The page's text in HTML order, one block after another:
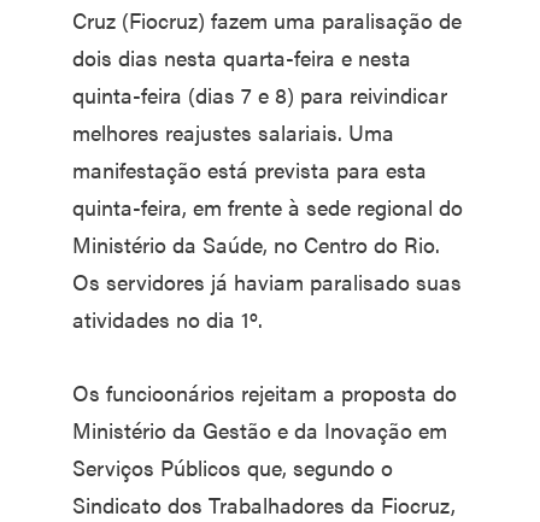
Cruz (Fiocruz) fazem uma paralisação de
dois dias nesta quarta-feira e nesta
quinta-feira (dias 7 e 8) para reivindicar
melhores reajustes salariais. Uma
manifestação está prevista para esta
quinta-feira, em frente à sede regional do
Ministério da Saúde, no Centro do Rio.
Os servidores já haviam paralisado suas
atividades no dia 1º.
Os funcioonários rejeitam a proposta do
Ministério da Gestão e da Inovação em
Serviços Públicos que, segundo o
Sindicato dos Trabalhadores da Fiocruz,